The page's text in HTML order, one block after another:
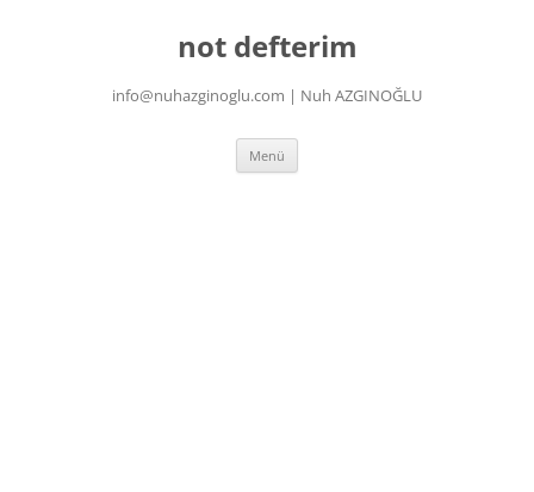
not defterim
info@nuhazginoglu.com | Nuh AZGINOĞLU
Menü